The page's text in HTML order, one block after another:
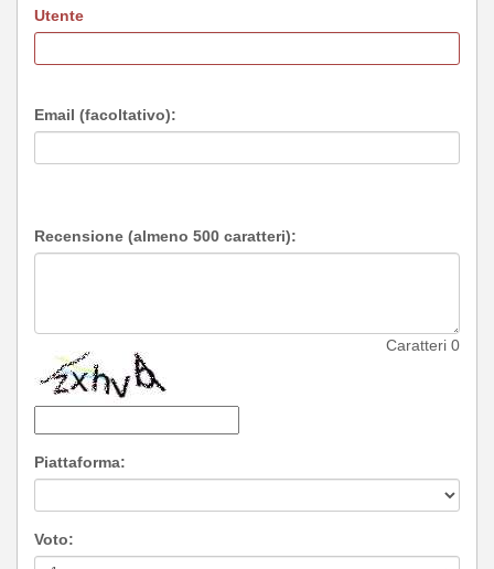
Utente
Email (facoltativo):
Recensione (almeno 500 caratteri):
Caratteri 0
Piattaforma:
Voto: